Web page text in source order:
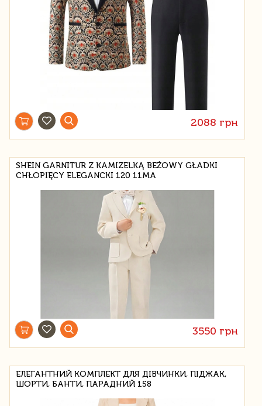
2088 грн
SHEIN GARNITUR Z KAMIZELKĄ BEŻOWY GŁADKI
CHŁOPIĘCY ELEGANCKI 120 11MA
3550 грн
ЕЛЕГАНТНИЙ КОМПЛЕКТ ДЛЯ ДІВЧИНКИ, ПІДЖАК,
ШОРТИ, БАНТИ, ПАРАДНИЙ 158